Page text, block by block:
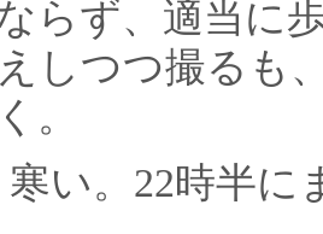
らず、適当に
しつつ撮るも
。
寒い。22時半に